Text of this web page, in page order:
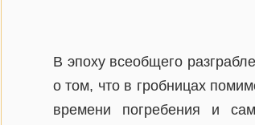
В эпоху всеобщего
о том, что в гробницах
времени погребения и